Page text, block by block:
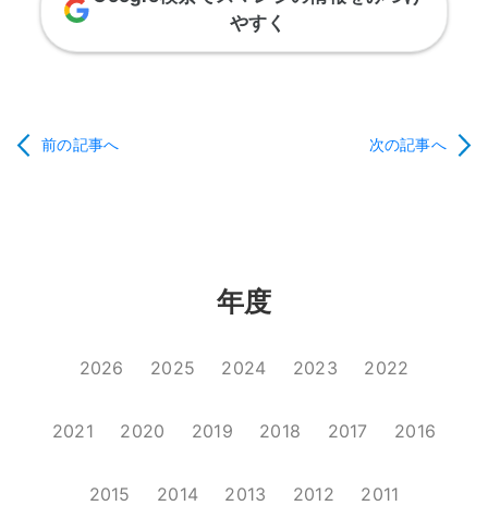
やすく
前の記事へ 次の記事へ
年度
2026 2025 2024 2023 2022
2021 2020 2019 2018 2017 2016
2015 2014 2013 2012 2011